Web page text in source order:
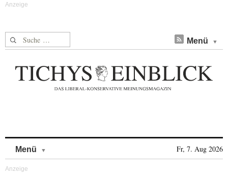
Suche nach: Menü
Menü Fr, 7. Aug 2026